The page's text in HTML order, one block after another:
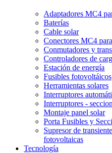
Adaptadores MC4
Baterías
Cable solar
Conectores MC4
Conmutadores y
Controladores de
Estación de energía
Fusibles fotovoltáicos
Herramientas solares
Interruptores
Interruptores -
Montaje panel solar
Porta Fusibles y
Supresor de
fotovoltaicas
Tecnología